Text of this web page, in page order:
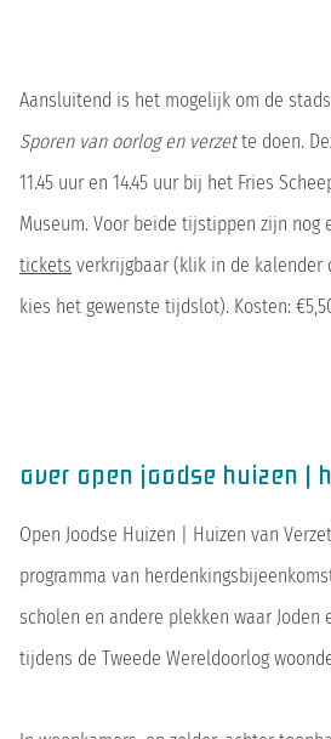
Aansluitend is het mogelijk om de
Sporen van oorlog en verzette doen.
11.45 uur en 14.45 uur bij het Fries
Museum. Voor beide tijstippen zijn nog
tickets verkrijgbaar (klik in de kalender
kies het gewenste tijdslot). Kosten:
over open joodse huizen |
Open Joodse Huizen | Huizen van
programma van
scholen en andere plekken waar Joden
tijdens de Tweede Wereldoorlog